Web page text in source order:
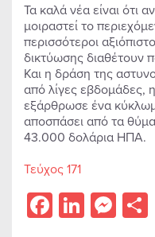
Τα καλά νέα είναι ότι
μοιραστεί το
περισσότεροι
δικτύωσης διαθέτουν
Και η δράση της
από λίγες εβδομάδες,
εξάρθρωσε ένα
αποσπάσει από τα
43.000 δολάρια ΗΠΑ.
Τεύχος 171
Facebook